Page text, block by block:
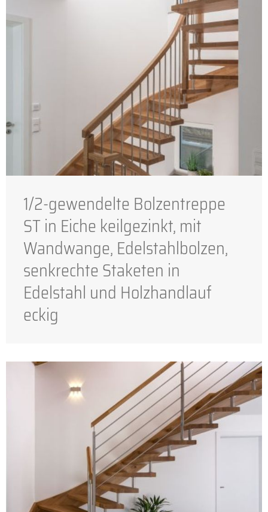
1/2-gewendelte Bolzentreppe
ST in Eiche keilgezinkt, mit
Wandwange, Edelstahlbolzen,
senkrechte Staketen in
Edelstahl und Holzhandlauf
eckig